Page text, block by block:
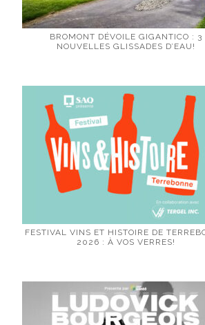
BROMONT DÉVOILE GIGANTICO : 3
NOUVELLES GLISSADES D’EAU!
FESTIVAL VINS ET HISTOIRE DE
2026 : À VOS VERRES!